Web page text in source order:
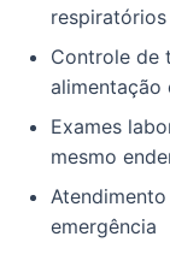
respiratórios
Controle de
alimentação
Exames
mesmo
emergência